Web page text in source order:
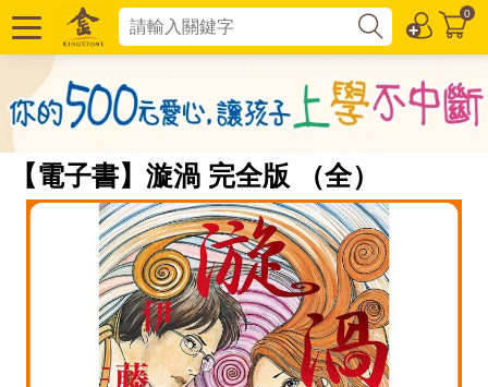
0
【電子書】漩渦 完全版 （全）